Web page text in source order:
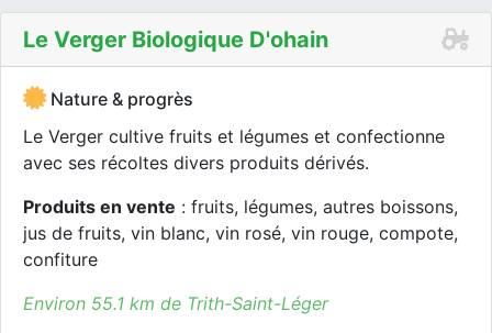
Le Verger Biologique D'ohain
Nature & progrès
Le Verger cultive fruits et légumes et confectionne
avec ses récoltes divers produits dérivés.
Produits en vente : fruits, légumes, autres boissons,
jus de fruits, vin blanc, vin rosé, vin rouge, compote,
confiture
Environ 55.1 km de Trith-Saint-Léger